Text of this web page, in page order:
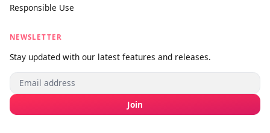
Soumettre un commentaire
info@videodownloader.net
support@videodownloader.net
LEGAL